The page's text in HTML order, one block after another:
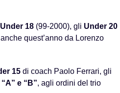
Under 18 (99-2000), gli Under 20
quest’anno da Lorenzo
15 di coach Paolo Ferrari, gli
e “B”, agli ordini del trio